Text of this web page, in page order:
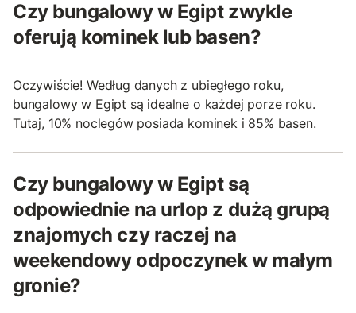
Czy bungalowy w Egipt zwykle
oferują kominek lub basen?
Oczywiście! Według danych z ubiegłego roku,
bungalowy w Egipt są idealne o każdej porze roku.
Tutaj, 10% noclegów posiada kominek i 85% basen.
Czy bungalowy w Egipt są
odpowiednie na urlop z dużą grupą
znajomych czy raczej na
weekendowy odpoczynek w małym
gronie?